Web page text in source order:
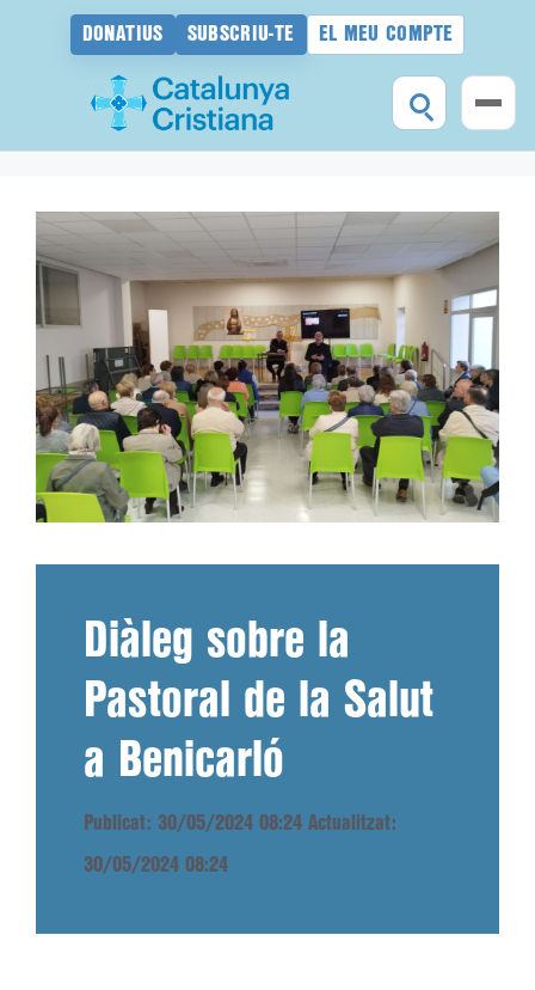
DONATIUS SUBSCRIU-TE EL MEU COMPTE
contingut
Diàleg sobre la
Pastoral de la Salut
a Benicarló
Publicat: 30/05/2024 08:24 Actualitzat:
30/05/2024 08:24